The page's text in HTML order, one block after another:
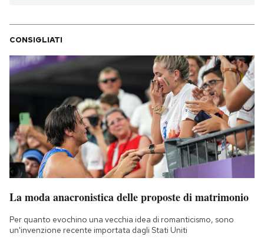
CONSIGLIATI
La moda anacronistica delle proposte di matrimonio
Per quanto evochino una vecchia idea di romanticismo, sono
un'invenzione recente importata dagli Stati Uniti